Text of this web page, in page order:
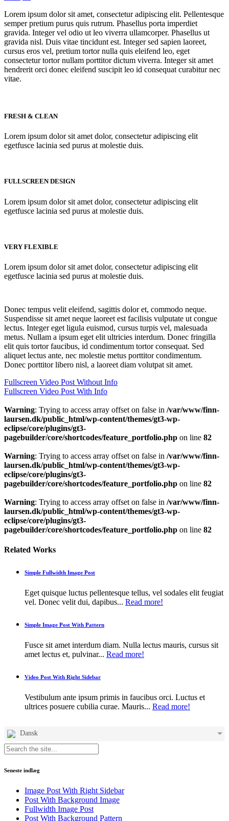
Lorem ipsum dolor sit amet, consectetur adipiscing elit. Pellentesque
semper pretium purus quis rutrum. Phasellus porta imperdiet
gravida. Integer vel odio ut leo viverra ullamcorper. Phasellus ut
gravida nisl. Duis vitae tincidunt est. Integer sed sapien laoreet,
cursus eros vel, pretium tortor nulla quis eleifend leo, eget
consectetur tortor nullam porttitor dictum viverra. Integer sit amet
hendrerit orci donec eleifend suscipit leo id consequat сurabitur nec
vitae.
FRESH & CLEAN
Lorem ipsum dolor sit amet dolor, consectetur adipiscing elit
egetfusce lacinia sed purus at molestie duis.
FULLSCREEN DESIGN
Lorem ipsum dolor sit amet dolor, consectetur adipiscing elit
egetfusce lacinia sed purus at molestie duis.
VERY FLEXIBLE
Lorem ipsum dolor sit amet dolor, consectetur adipiscing elit
egetfusce lacinia sed purus at molestie duis.
Donec tempus velit eleifend, sagittis dolor et, commodo neque.
Suspendisse sit amet neque laoreet est facilisis vulputate ut congue
lectus. Integer eget ligula euismod, cursus turpis vel, malesuada
metus. Nullam a ipsum eget elit ultricies interdum. Donec fringilla
elit quis tortor faucibus, id condimentum tortor consequat. Sed
aliquet lectus ante, nec molestie metus porttitor condimentum.
Donec porttitor libero nisl, a laoreet diam volutpat sit amet.
Fullscreen Video Post Without Info
Fullscreen Video Post With Info
Warning: Trying to access array offset on false in /var/www/finn-
laursen.dk/public_html/wp-content/themes/gt3-wp-
eclipse/core/plugins/gt3-
pagebuilder/core/shortcodes/feature_portfolio.php on line 82
Warning: Trying to access array offset on false in /var/www/finn-
laursen.dk/public_html/wp-content/themes/gt3-wp-
eclipse/core/plugins/gt3-
pagebuilder/core/shortcodes/feature_portfolio.php on line 82
Warning: Trying to access array offset on false in /var/www/finn-
laursen.dk/public_html/wp-content/themes/gt3-wp-
eclipse/core/plugins/gt3-
pagebuilder/core/shortcodes/feature_portfolio.php on line 82
Related Works
Simple Fullwidth Image Post
Eget quisque luctus pellentesque tellus, vel sodales elit feugiat
vel. Donec velit dui, dapibus... Read more!
Simple Image Post With Pattern
Fusce sit amet interdum diam. Nulla lectus mauris, cursus sit
amet lectus et, pulvinar... Read more!
Video Post With Right Sidebar
Vestibulum ante ipsum primis in faucibus orci. Luctus et
ultrices posuere cubilia curae. Mauris... Read more!
Dansk
Seneste indlæg
Image Post With Right Sidebar
Post With Background Image
Fullwidth Image Post
Post With Background Pattern